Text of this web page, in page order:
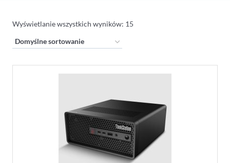
Wyświetlanie wszystkich wyników: 15